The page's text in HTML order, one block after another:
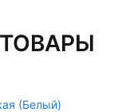
(Белый)